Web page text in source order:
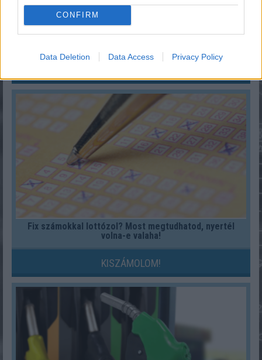
CONFIRM
Data Deletion Data Access Privacy Policy
Fix számokkal lottózol? Most megtudhatod, nyertél
volna-e valaha!
KISZÁMOLOM!